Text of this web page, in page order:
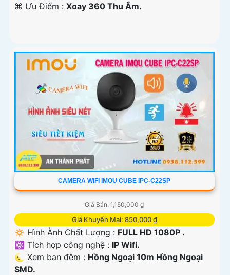
️⌘ Ưu Điểm : Xoay 360 Thu Âm.
CAMERA WIFI IMOU CUBE IPC-C22SP
Giá Bán: 1,150,000 ₫
Giá Khuyến Mại: 850,000 ₫
🔅 Hình Ành Chất Lượng : FULL HD 1080P .
⚛️ Tích hợp công nghệ : IP Wifi.
🌜 Xem ban đêm : Hồng Ngoại 10m Hồng Ngoại
SMD.